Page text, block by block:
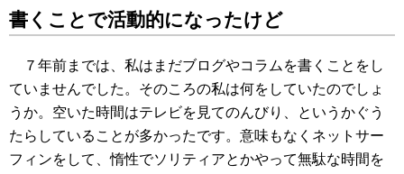
書くことで活動的になったけど
７年前までは、私はまだブログやコラムを書くことをし
ていませんでした。そのころの私は何をしていたのでしょ
うか。空いた時間はテレビを見てのんびり、というかぐう
たらしていることが多かったです。意味もなくネットサー
フィンをして、惰性でソリティアとかやって無駄な時間を